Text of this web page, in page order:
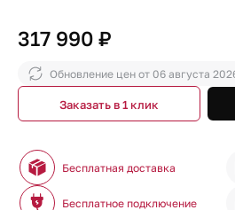
317 990 ₽
Обновление цен от 06 августа
Заказать в 1 клик
Бесплатная доставка
Бесплатное подключение